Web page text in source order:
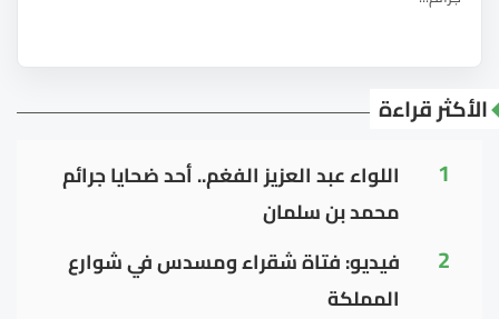
الأكثر قراءة
1
اللواء عبد العزيز الفغم.. أحد ضحايا جرائم
محمد بن سلمان
2
فيديو: فتاة شقراء ومسدس في شوارع
المملكة